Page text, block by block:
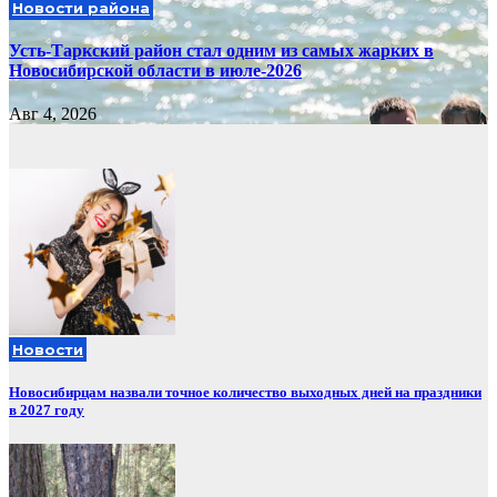
Новости района
Усть-Таркский район стал одним из самых жарких в
Новосибирской области в июле-2026
Авг 4, 2026
Новости
Новосибирцам назвали точное количество выходных дней на праздники
в 2027 году